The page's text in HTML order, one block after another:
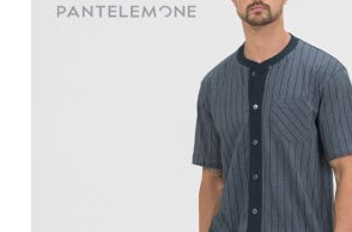
изображений
изображений